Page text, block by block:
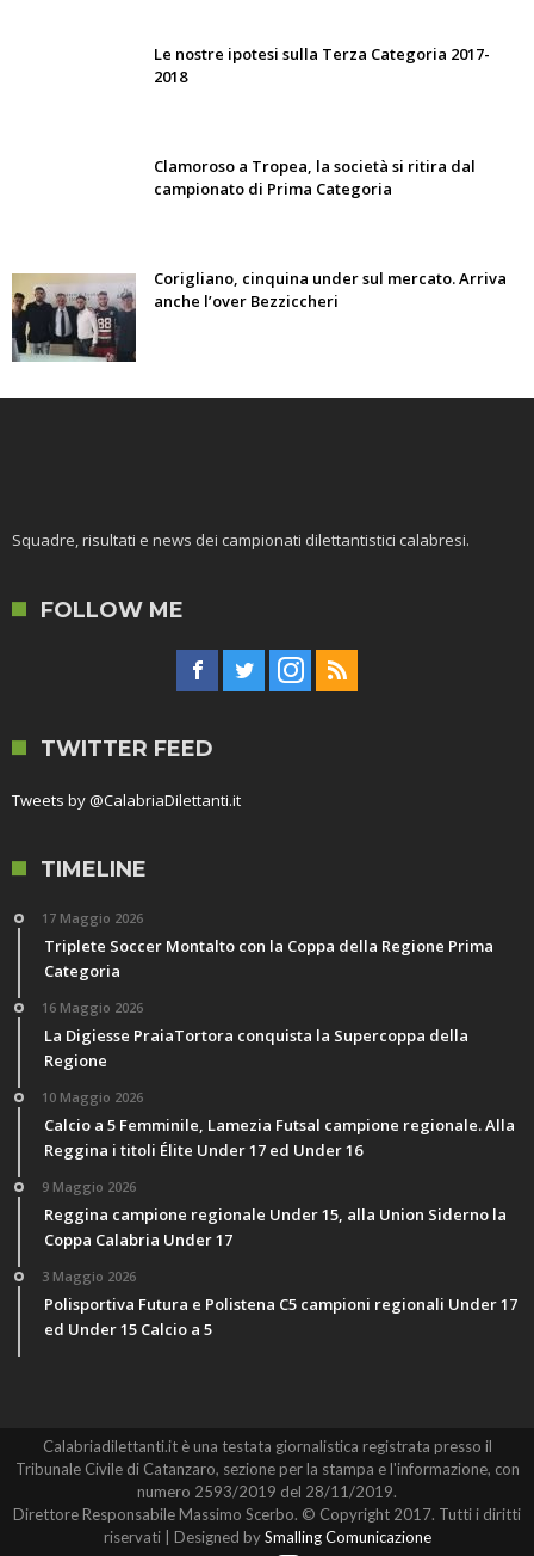
Le nostre ipotesi sulla Terza Categoria 2017-
2018
Clamoroso a Tropea, la società si ritira dal
campionato di Prima Categoria
Corigliano, cinquina under sul mercato. Arriva
anche l’over Bezziccheri
Squadre, risultati e news dei campionati dilettantistici calabresi.
FOLLOW ME
TWITTER FEED
Tweets by @CalabriaDilettanti.it
TIMELINE
17 Maggio 2026
Triplete Soccer Montalto con la Coppa della Regione Prima
Categoria
16 Maggio 2026
La Digiesse PraiaTortora conquista la Supercoppa della
Regione
10 Maggio 2026
Calcio a 5 Femminile, Lamezia Futsal campione regionale. Alla
Reggina i titoli Élite Under 17 ed Under 16
9 Maggio 2026
Reggina campione regionale Under 15, alla Union Siderno la
Coppa Calabria Under 17
3 Maggio 2026
Polisportiva Futura e Polistena C5 campioni regionali Under 17
ed Under 15 Calcio a 5
Calabriadilettanti.it è una testata giornalistica registrata presso il
Tribunale Civile di Catanzaro, sezione per la stampa e l'informazione, con
numero 2593/2019 del 28/11/2019.
Direttore Responsabile Massimo Scerbo. © Copyright 2017. Tutti i diritti
riservati | Designed bySmalling Comunicazione